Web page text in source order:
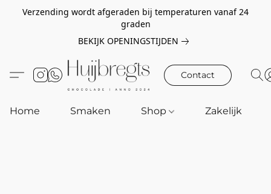
Verzending wordt afgeraden bij temperaturen vanaf 24
graden
BEKIJK OPENINGSTIJDEN
Contact
Home Smaken Shop Zakelijk